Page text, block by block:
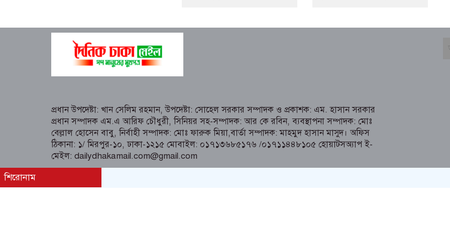
প্রধান উপদেষ্টা: খান সেলিম রহমান, উপদেষ্টা: সোহেল সরকার সম্পাদক ও প্রকাশক: এম. হাসান সরকার
প্রধান সম্পাদক এম.এ আরিফ চৌধুরী, সিনিয়র সহ-সম্পাদক: আর কে রবিন, ব্যবস্থাপনা সম্পাদক: মোঃ
বেল্লাল হোসেন বাবু, নির্বাহী সম্পাদক: মোঃ ফারুক মিয়া,বার্তা সম্পাদক: মাহমুদ হাসান মাসুদ। অফিস
ঠিকানা: ১/ মিরপুর-১০, ঢাকা-১২১৫ মোবাইল: ০১৭১৩৬৮৫১৭৬ /০১৭১১৪৪৮১০৫ হোয়াটসঅ্যাপ ই-
মেইল: dailydhakamail.com@gmail.com
শিরোনাম